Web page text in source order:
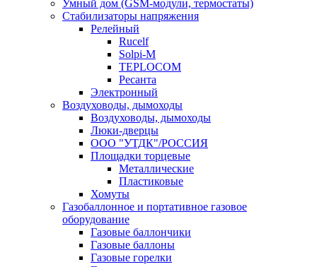
Умный дом (GSM-модули, термостаты)
Cтабилизаторы напряжения
Релейный
Rucelf
Solpi-M
TEPLOCOM
Ресанта
Электронный
Воздуховоды, дымоходы
Воздуховоды, дымоходы
Люки-дверцы
ООО "УТДК"/РОССИЯ
Площадки торцевые
Металлические
Пластиковые
Хомуты
Газобаллонное и портативное газовое
оборудование
Газовые баллончики
Газовые баллоны
Газовые горелки